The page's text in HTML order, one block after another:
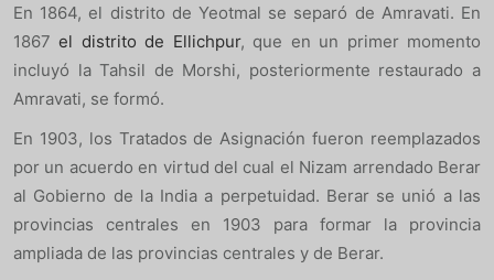
En 1864, el distrito de Yeotmal se separó de Amravati. En
1867el distrito de Ellichpur, que en un primer momento
incluyó la Tahsil de Morshi, posteriormente restaurado a
Amravati, se formó.
En 1903, los Tratados de Asignación fueron reemplazados
por un acuerdo en virtud del cual el Nizam arrendado Berar
al Gobierno de la India a perpetuidad. Berar se unió a las
provincias centrales en 1903 para formar la provincia
ampliada de las provincias centrales y de Berar.